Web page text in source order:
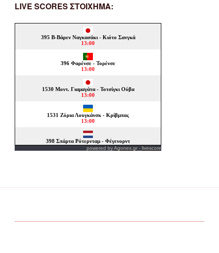
LIVE SCORES ΣΤΟΙΧΗΜΑ:
powered byAgones.gr - livescore